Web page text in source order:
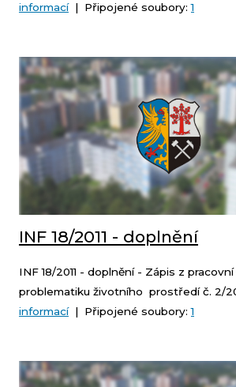
informací| Připojené soubory:1
INF 18/2011 - doplnění
INF 18/2011 - doplnění - Zápis z
problematiku životního prostředí č. 2/
informací| Připojené soubory:1